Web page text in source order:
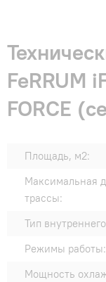
FeRRUM
FORCE
Площадь, м2:
Максимальная
трассы:
Тип
Режимы работы:
Мощность